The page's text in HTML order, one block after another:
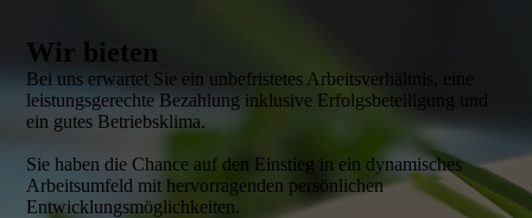
Wir bieten
Bei uns erwartet Sie ein unbefristetes Arbeitsverhältnis, eine
leistungsgerechte Bezahlung inklusive Erfolgsbeteiligung und
ein gutes Betriebsklima.
Sie haben die Chance auf den Einstieg in ein dynamisches
Arbeitsumfeld mit hervorragenden persönlichen
Entwicklungsmöglichkeiten.